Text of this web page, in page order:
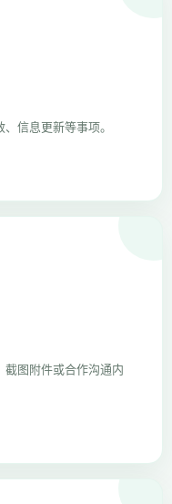
信息更新等事项。
截图附件或合作沟通内